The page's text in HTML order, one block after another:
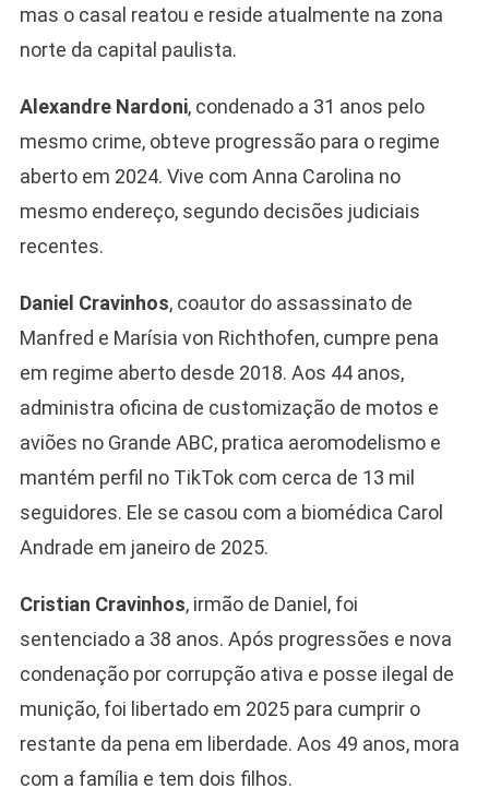
mas o casal reatou e reside atualmente na zona
norte da capital paulista.
Alexandre Nardoni, condenado a 31 anos pelo
mesmo crime, obteve progressão para o regime
aberto em 2024. Vive com Anna Carolina no
mesmo endereço, segundo decisões judiciais
recentes.
Daniel Cravinhos, coautor do assassinato de
Manfred e Marísia von Richthofen, cumpre pena
em regime aberto desde 2018. Aos 44 anos,
administra oficina de customização de motos e
aviões no Grande ABC, pratica aeromodelismo e
mantém perfil no TikTok com cerca de 13 mil
seguidores. Ele se casou com a biomédica Carol
Andrade em janeiro de 2025.
Cristian Cravinhos, irmão de Daniel, foi
sentenciado a 38 anos. Após progressões e nova
condenação por corrupção ativa e posse ilegal de
munição, foi libertado em 2025 para cumprir o
restante da pena em liberdade. Aos 49 anos, mora
com a família e tem dois filhos.